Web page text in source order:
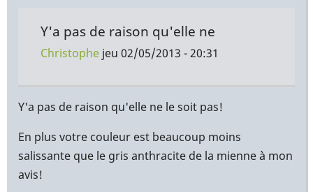
Y'a pas de raison qu'elle ne
Christophe jeu 02/05/2013 - 20:31
réponse
Pourvu
que
la
Y'a pas de raison qu'elle ne le soit pas!
En plus votre couleur est beaucoup moins
salissante que le gris anthracite de la mienne à mon
avis!